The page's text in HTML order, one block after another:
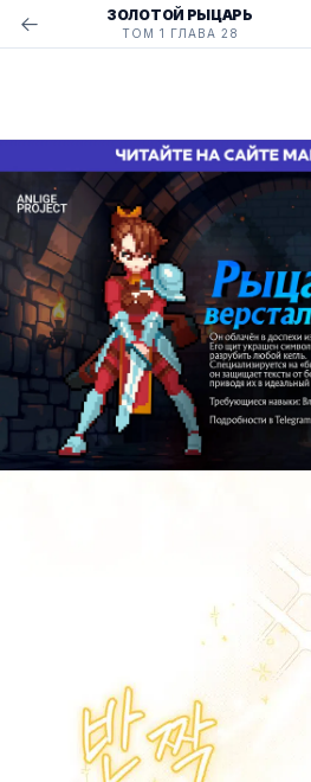
ЗОЛОТОЙ РЫЦАРЬ
ТОМ 1 ГЛАВА 28